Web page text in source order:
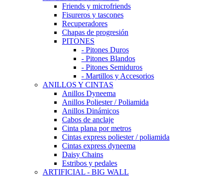
Friends y microfriends
Fisureros y tascones
Recuperadores
Chapas de progresión
PITONES
- Pitones Duros
- Pitones Blandos
- Pitones Semiduros
- Martillos y Accesorios
ANILLOS Y CINTAS
Anillos Dyneema
Anillos Poliester / Poliamida
Anillos Dinámicos
Cabos de anclaje
Cinta plana por metros
Cintas express poliester / poliamida
Cintas express dyneema
Daisy Chains
Estribos y pedales
ARTIFICIAL - BIG WALL